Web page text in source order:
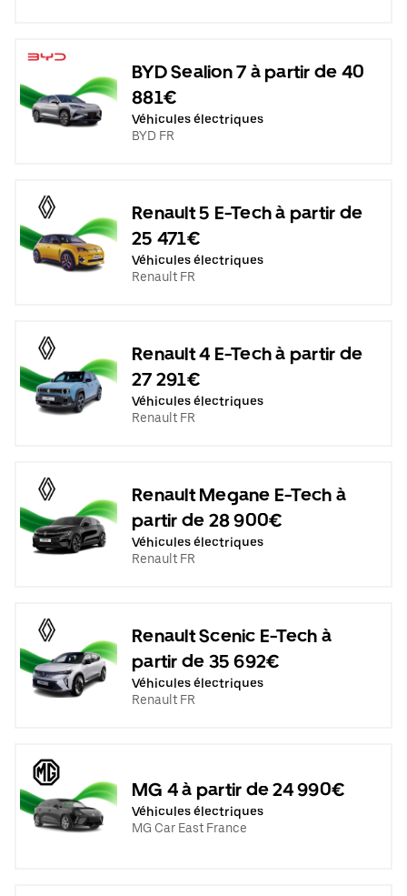
BYD Sealion 7 à partir de 40
881€
Véhicules électriques
BYD FR
Renault 5 E-Tech à partir de
25 471€
Véhicules électriques
Renault FR
Renault 4 E-Tech à partir de
27 291€
Véhicules électriques
Renault FR
Renault Megane E-Tech à
partir de 28 900€
Véhicules électriques
Renault FR
Renault Scenic E-Tech à
partir de 35 692€
Véhicules électriques
Renault FR
MG 4 à partir de 24 990€
Véhicules électriques
MG Car East France